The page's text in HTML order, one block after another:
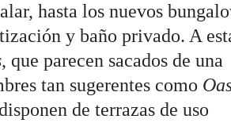
hasta los nuevos
y baño privado. A
, que parecen sacados de una
tan sugerentes como
de terrazas de uso